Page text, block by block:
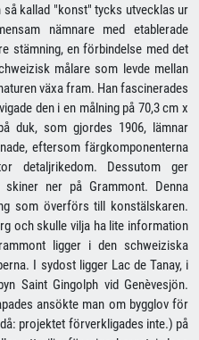
så kallad "konst" tycks utvecklas ur
nämnare med etablerade
stämning, en förbindelse med det
målare som levde mellan
växa fram. Han fascinerades
den i en målning på 70,3 cm x
duk, som gjordes 1906, lämnar
eftersom färgkomponenterna
detaljrikedom. Dessutom ger
ner på Grammont. Denna
som överförs till konstälskaren.
och skulle vilja ha lite information
ligger i den schweiziska
I sydost ligger Lac de Tanay, i
Saint Gingolph vid Genèvesjön.
ansökte man om bygglov för
projektet förverkligades inte.) på